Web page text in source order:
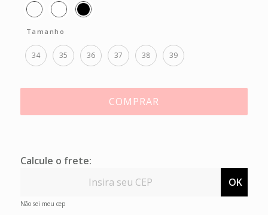
Tamanho
34 35 36 37 38 39
COMPRAR
Calcule o frete:
OK
Não sei meu cep